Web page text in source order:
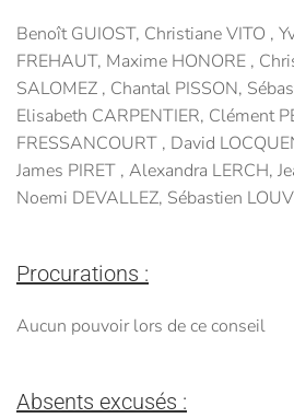
Benoît GUIOST, Christiane VITO ,
FREHAUT, Maxime HONORE ,
SALOMEZ , Chantal PISSON,
Elisabeth CARPENTIER, Clément
FRESSANCOURT , David
James PIRET , Alexandra LERCH,
Noemi DEVALLEZ, Sébastien
Procurations :
Aucun pouvoir lors de ce conseil
Absents excusés :